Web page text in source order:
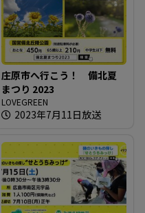
庄原市へ行こう！ 備北夏
まつり 2023
LOVEGREEN
2023年7月11日放送